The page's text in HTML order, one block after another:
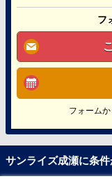
フ
フォーム
サンライズ成瀬に条